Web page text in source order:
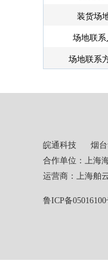
装货场
场地联系
场地联系
皖通科技 烟
合作单位：上海
运营商：上海
鲁ICP备05016100